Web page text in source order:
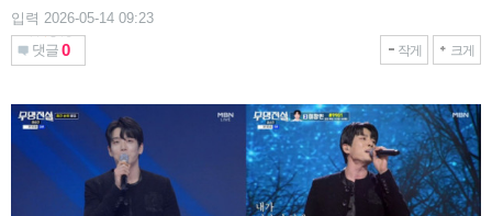
입력 2026-05-14 09:23
댓글 0 작게 크게